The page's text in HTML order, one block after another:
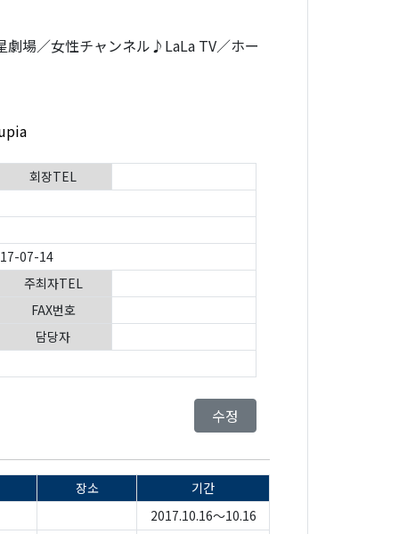
劇場／女性チャンネル♪LaLa TV／ホー
회장TEL
07-14
주최자TEL
FAX번호
담당자
수정
장소
기간
2017.10.16～10.16